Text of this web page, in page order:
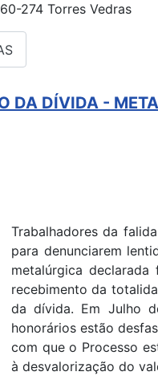
274 Torres Vedras
DA DÍVIDA -
Trabalhadores da
para denunciarem
metalúrgica
recebimento da
da dívida. Em Julho
honorários estão
com que o Processo
à desvalorização do